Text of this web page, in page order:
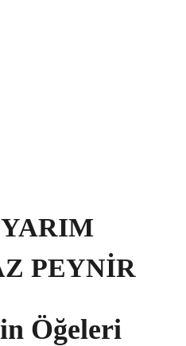
PEYNIR
Öğeleri